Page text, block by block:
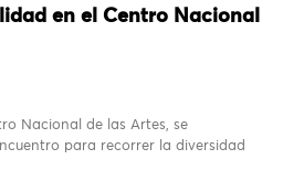
en el Centro Nacional
Nacional de las Artes, se
para recorrer la diversidad